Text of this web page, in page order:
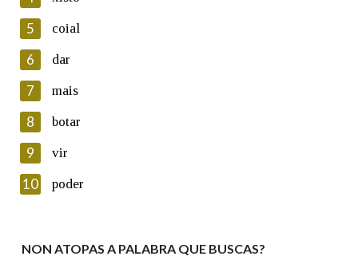
Lin e acepto as condicións da política de
Introduce o código que aparece na imaxe:
Texto de verificación
5 coial
6 dar
7 mais
8 botar
9 vir
10 poder
NON ATOPAS A PALABRA QUE BUSCAS?